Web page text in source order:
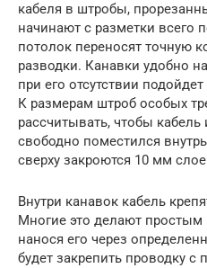
кабеля в штробы,
начинают с разметки всего
потолок переносят точную
разводки. Канавки удобно
при его отсутствии
К размерам штроб особых
рассчитывать, чтобы
свободно поместился
сверху закроются 10 мм
Внутри канавок кабель
Многие это делают
нанося его через
будет закрепить проводку